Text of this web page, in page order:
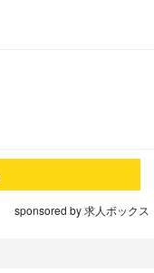
sponsored by 求人ボックス